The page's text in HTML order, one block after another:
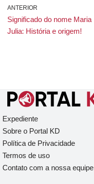
ANTERIOR
Significado do nome Maria
Julia: História e origem!
Expediente
Sobre o Portal KD
Política de Privacidade
Termos de uso
Contato com a nossa equipe